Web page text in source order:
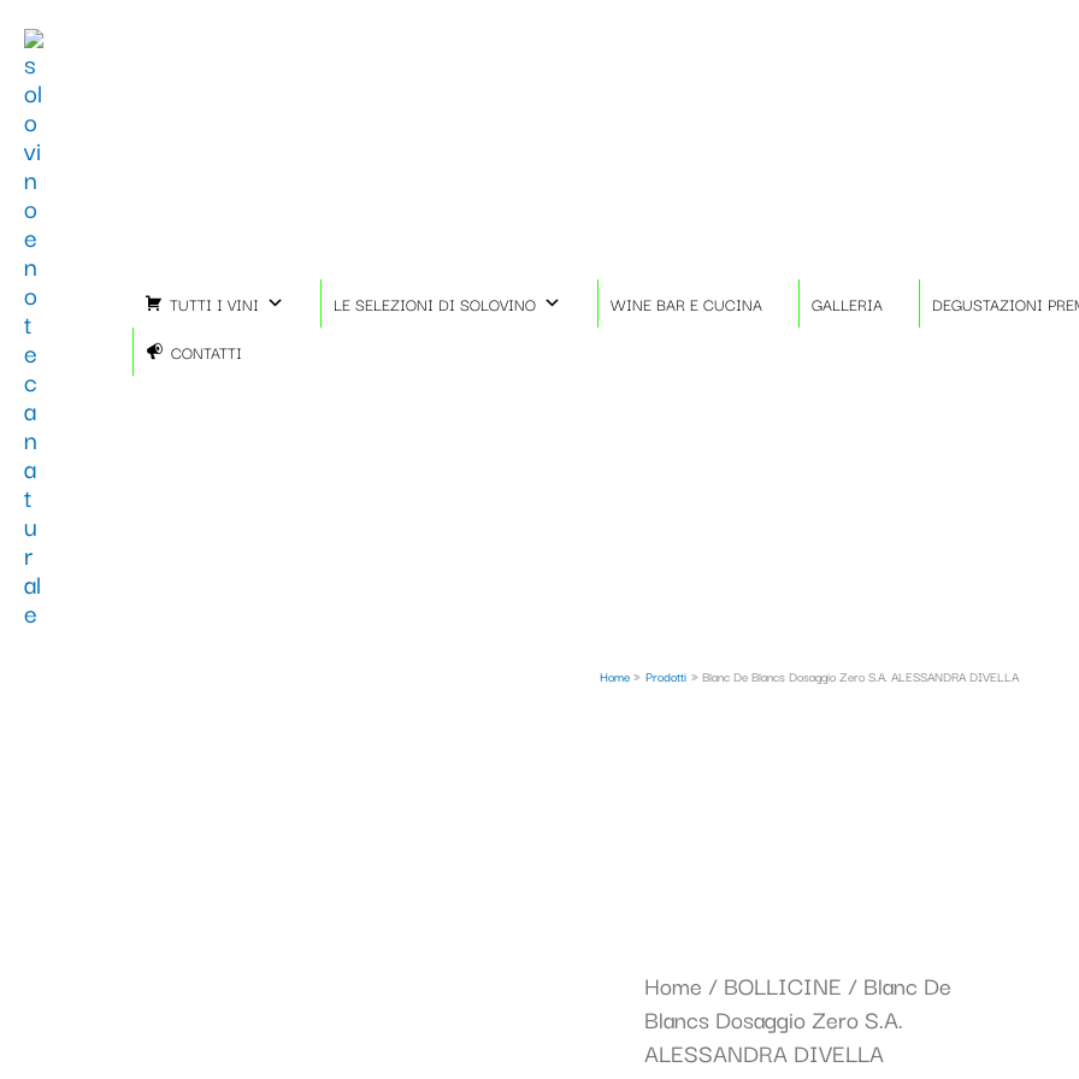
contenuto
TUTTI I VINI LE SELEZIONI DI SOLOVINO WINE BAR E CUCINA GALLERIA DEGUSTAZIONI
CONTATTI
Home Prodotti Blanc De Blancs Dosaggio Zero S.A. ALESSANDRA DIVELLA
Home / BOLLICINE / Blanc De
Blancs Dosaggio Zero S.A.
ALESSANDRA DIVELLA
fiscale:
Carrello: